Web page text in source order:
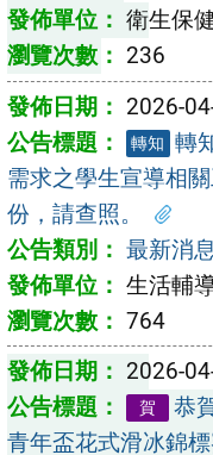
衛生保
236
2026-
轉知 轉
需求之學生宣導相
份，請查照。
最新消息
生活輔
764
2026-
賀
恭
青年盃花式滑冰錦